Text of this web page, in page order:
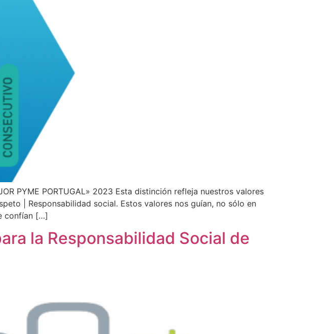
PYME PORTUGAL» 2023 Esta distinción refleja nuestros valores
| Responsabilidad social. Estos valores nos guían, no sólo en
confían […]
la Responsabilidad Social de